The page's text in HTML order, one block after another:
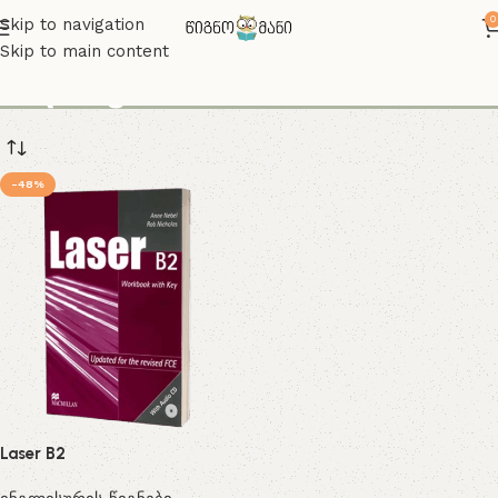
Skip to navigation
Skip to main content
0
-48%
Laser B2